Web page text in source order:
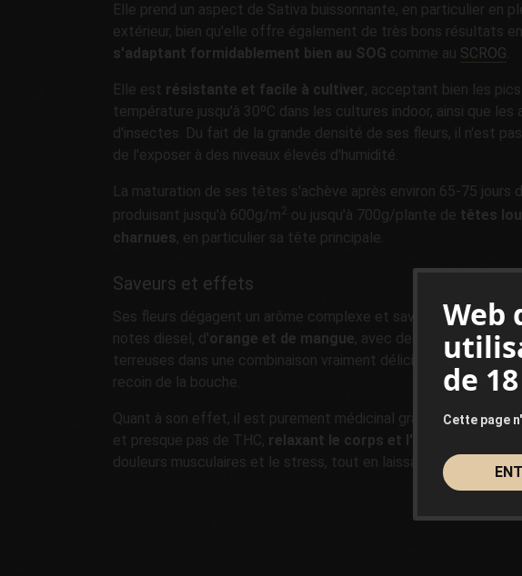
Elle prend un aspect de Sativa buissonnante, en particulier en
extérieur, bien qu'elle offre également de très bons résultats
s'adaptant formidablement bien au SOG comme au SCROG.
Elle est résistante et facile à cultiver, acceptant bien les
température jusqu'à 30ºC dans les cultures indoor, ainsi que les
d'insectes. Du fait de la grande densité de ses fleurs, il n'est
de l'exposer à des niveaux élevés d'humidité.
La maturation de ses têtes s'achève après environ 65-75 jours
produisant jusqu'à 600g/m2 ou jusqu'à 700g/plante de têtes
charnues, en particulier sa tête principale.
Saveurs et effets
Ses fleurs dégagent un arôme complexe et savoureux,
notes diesel, d'orange et de mangue, avec des touches
terreuses dans une combinaison vraiment délicieuse
recoin de la bouche.
Quant à son effet, il est purement médicinal grâce à son taux
et presque pas de THC, relaxant le corps et l'esprit
douleurs musculaires et le stress, tout en laissant l'esprit clair et
Web
de
Cette page